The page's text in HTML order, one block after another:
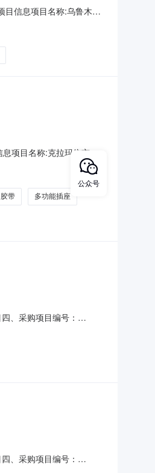
目信息项目名称:乌鲁木齐
木齐市米
项目名称:克拉玛依市排
划金额（元）:项目所在行
郊污水
胶带 多功能插座
、采购项目编号：
、采购项目编号：
公众号